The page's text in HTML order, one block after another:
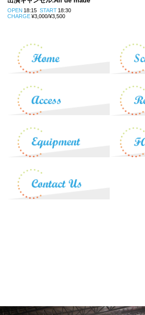
OPEN 18:15 START 18:30
CHARGE¥3,000/¥3,500